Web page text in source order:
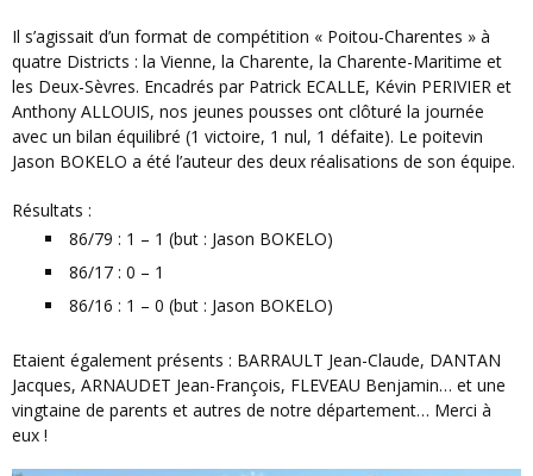
Il s’agissait d’un format de compétition « Poitou-Charentes » à
quatre Districts : la Vienne, la Charente, la Charente-Maritime et
les Deux-Sèvres. Encadrés par Patrick ECALLE, Kévin PERIVIER et
Anthony ALLOUIS, nos jeunes pousses ont clôturé la journée
avec un bilan équilibré (1 victoire, 1 nul, 1 défaite). Le poitevin
Jason BOKELO a été l’auteur des deux réalisations de son équipe.
Résultats :
86/79 : 1 – 1 (but : Jason BOKELO)
86/17 : 0 – 1
86/16 : 1 – 0 (but : Jason BOKELO)
Etaient également présents : BARRAULT Jean-Claude, DANTAN
Jacques, ARNAUDET Jean-François, FLEVEAU Benjamin… et une
vingtaine de parents et autres de notre département… Merci à
eux !